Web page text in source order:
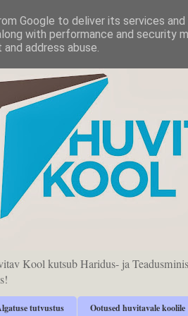
Kool kutsub Haridus- ja
tutvustus Ootused huvitavale koolile
Google to deliver its services
with performance and security
address abuse.